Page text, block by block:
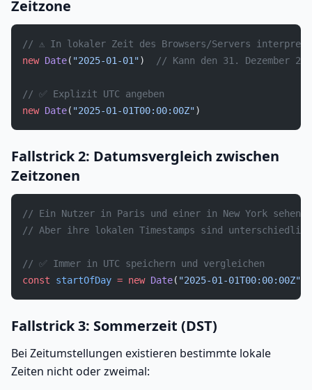
Zeitzone
// ⚠️ In lokaler Zeit des Browsers/Servers
new Date( "2025-01-01") // Kann den 31. Dezember
// ✅ Explizit UTC angeben
new Date( "2025-01-01T00:00:00Z")
Fallstrick 2: Datumsvergleich zwischen
Zeitzonen
// Ein Nutzer in Paris und einer in New York sehen
// Aber ihre lokalen Timestamps sind
// ✅ Immer in UTC speichern und vergleichen
const startOfDay = new Date( "2025-01-01T00:00:00Z"
Fallstrick 3: Sommerzeit (DST)
Bei Zeitumstellungen existieren bestimmte lokale
Zeiten nicht oder zweimal: